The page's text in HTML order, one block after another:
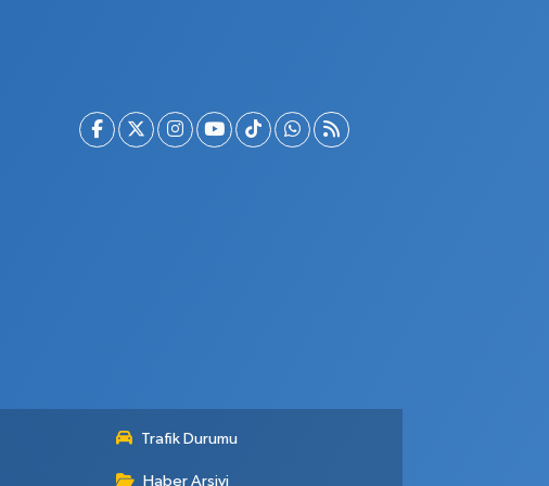
Trafik Durumu
Haber Arşivi